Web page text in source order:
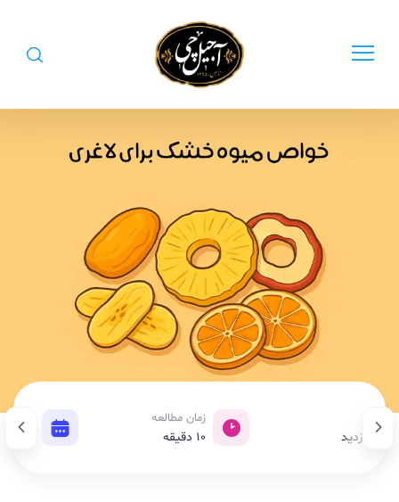
بازدید
4,211 بازدید
زمان مطالعه
10 دقیقه
تاریخ
22 اردیبهشت 1404